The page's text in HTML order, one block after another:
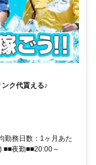
ク代貰える♪
勤務日数：1ヶ月あた
■■夜勤■■20:00～